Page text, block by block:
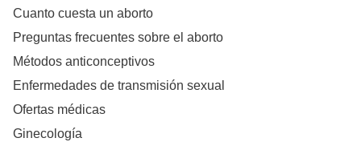
Cuanto cuesta un aborto
Preguntas frecuentes sobre el aborto
Métodos anticonceptivos
Enfermedades de transmisión sexual
Ofertas médicas
Ginecología